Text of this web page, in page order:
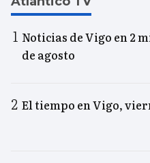
Noticias de Vigo en 2
de agosto
El tiempo en Vigo,